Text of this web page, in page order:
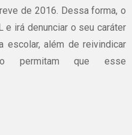
de 2016. Dessa forma, o
irá denunciar o seu caráter
escolar, além de reivindicar
permitam que esse